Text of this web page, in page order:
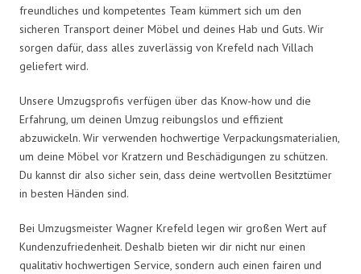
freundliches und kompetentes Team kümmert sich um den
sicheren Transport deiner Möbel und deines Hab und Guts. Wir
sorgen dafür, dass alles zuverlässig von Krefeld nach Villach
geliefert wird.
Unsere Umzugsprofis verfügen über das Know-how und die
Erfahrung, um deinen Umzug reibungslos und effizient
abzuwickeln. Wir verwenden hochwertige Verpackungsmaterialien,
um deine Möbel vor Kratzern und Beschädigungen zu schützen.
Du kannst dir also sicher sein, dass deine wertvollen Besitztümer
in besten Händen sind.
Bei Umzugsmeister Wagner Krefeld legen wir großen Wert auf
Kundenzufriedenheit. Deshalb bieten wir dir nicht nur einen
qualitativ hochwertigen Service, sondern auch einen fairen und